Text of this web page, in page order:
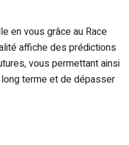
en vous grâce au Race
affiche des prédictions
vous permettant ainsi
terme et de dépasser